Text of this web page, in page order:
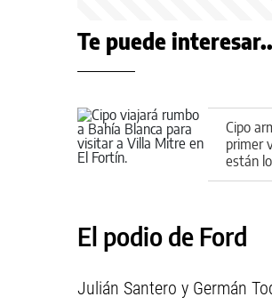
Te puede
Cipo
primer
están
de la
El podio de Ford
Julián Santero y Germán